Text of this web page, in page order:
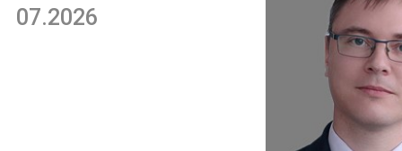
07.2026